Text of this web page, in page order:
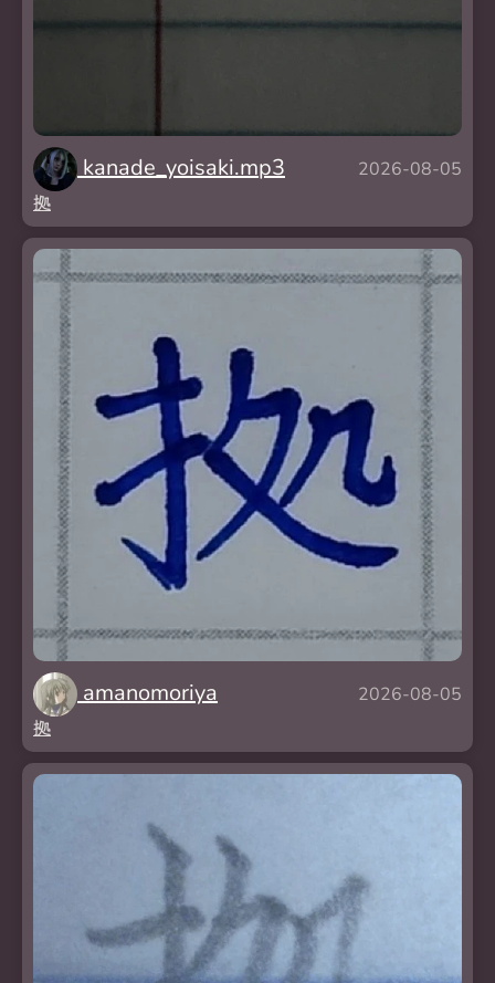
kanade_yoisaki.mp3
2026-08-05
拠
amanomoriya
2026-08-05
拠